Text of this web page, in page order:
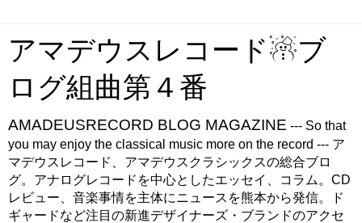
アマデウスレコード☃ブ
ログ組曲第４番
AMADEUSRECORD BLOG MAGAZINE --- So that
you may enjoy the classical music more on the record --- ア
マデウスレコード、アマデウスクラシックスの総合ブロ
グ。アナログレコードを中心としたエッセイ、コラム。CD
レビュー、音楽事情を主体にニュースを熊本から発信。ド
ギャードなど注目の新進デザイナーズ・ブランドのアクセ